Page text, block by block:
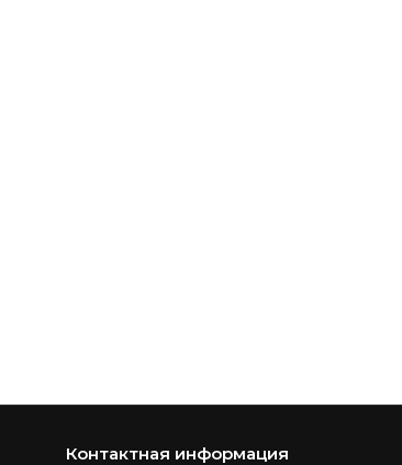
Контактная информация